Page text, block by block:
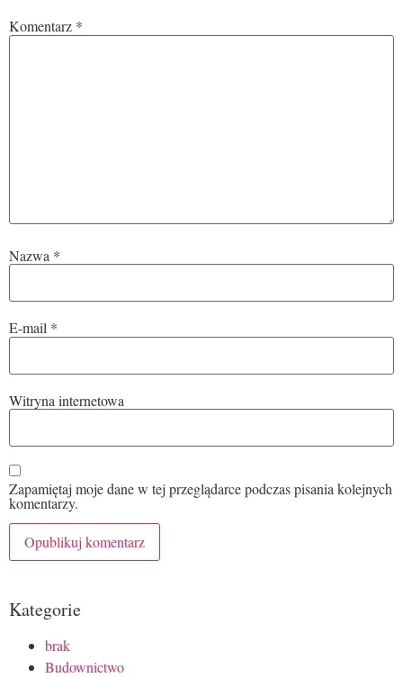
Komentarz *
Nazwa *
E-mail *
Witryna internetowa
Zapamiętaj moje dane w tej przeglądarce podczas pisania kolejnych
komentarzy.
Kategorie
brak
Budownictwo